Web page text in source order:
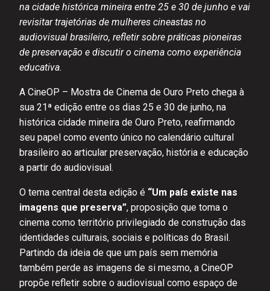
na cidade histórica mineira entre 25 e 30 de junho e vai
revisitar trajetórias de mulheres cineastas no
audiovisual brasileiro, refletir sobre práticas pioneiras
de preservação e discutir o cinema como experiência
educativa.
A CineOP – Mostra de Cinema de Ouro Preto chega à
sua 21ª edição entre os dias 25 e 30 de junho, na
histórica cidade mineira de Ouro Preto, reafirmando
seu papel como evento único no calendário cultural
brasileiro ao articular preservação, história e educação
a partir do audiovisual.
O tema central desta edição é “Um país existe nas
imagens que preserva”, proposição que toma o
cinema como território privilegiado de construção das
identidades culturais, sociais e políticas do Brasil.
Partindo da ideia de que um país sem memória
também perde as imagens de si mesmo, a CineOP
propõe refletir sobre o audiovisual como espaço de